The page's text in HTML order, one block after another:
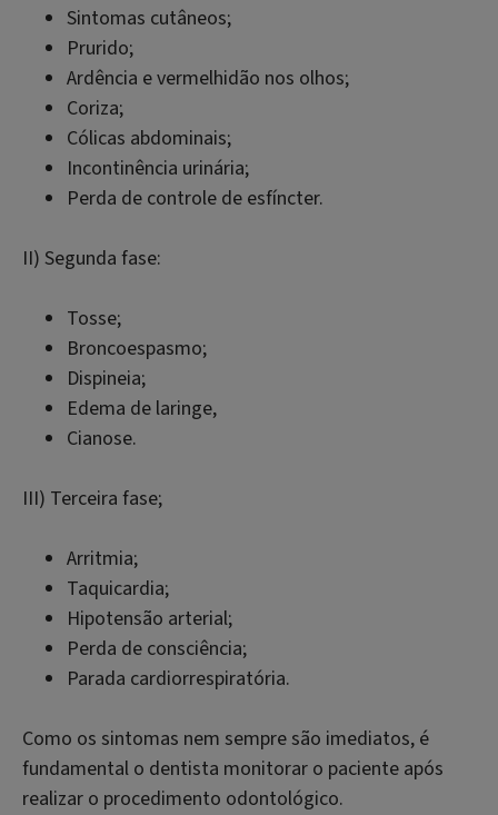
Sintomas cutâneos;
Prurido;
Ardência e vermelhidão nos olhos;
Coriza;
Cólicas abdominais;
Incontinência urinária;
Perda de controle de esfíncter.
II) Segunda fase:
Tosse;
Broncoespasmo;
Dispineia;
Edema de laringe,
Cianose.
III) Terceira fase;
Arritmia;
Taquicardia;
Hipotensão arterial;
Perda de consciência;
Parada cardiorrespiratória.
Como os sintomas nem sempre são imediatos, é
fundamental o dentista monitorar o paciente após
realizar o procedimento odontológico.